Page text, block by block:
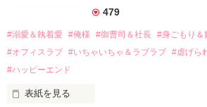
それから約十二年後。
過去の傷から、二度と会いたくないと思
運命のような再会を果たす。
酔った勢いで一夜を共にしてしまった。
さらに、美桜が初めてだと知った哲平は
479
#溺愛＆執着愛 #俺様 #御曹司＆社長 #身ごもり＆
#オフィスラブ #いちゃいちゃ＆ラブラブ #虐げら
#ハッピーエンド
表紙を見る